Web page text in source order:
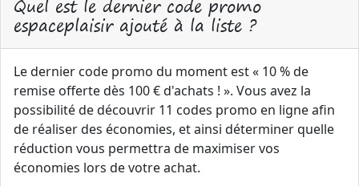
Quel est le dernier code promo
espaceplaisir ajouté à la liste ?
Le dernier code promo du moment est « 10 % de
remise offerte dès 100 € d'achats ! ». Vous avez la
possibilité de découvrir 11 codes promo en ligne afin
de réaliser des économies, et ainsi déterminer quelle
réduction vous permettra de maximiser vos
économies lors de votre achat.